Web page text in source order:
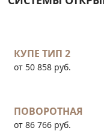
КУПЕ ТИП 2
от 50 858 руб.
ПОВОРОТНАЯ
от 86 766 руб.